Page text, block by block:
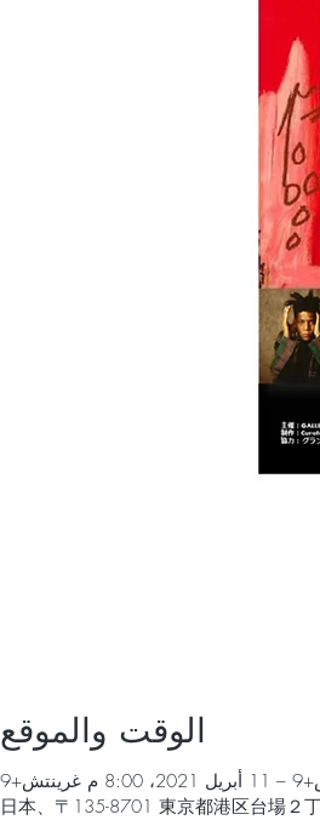
الوقت والموقع